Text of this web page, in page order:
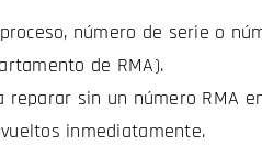
número de serie o
de RMA).
reparar sin un número RMA
inmediatamente.